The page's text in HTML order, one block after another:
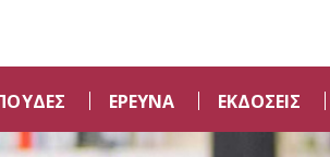
ΕΡΕΥΝΑ ΕΚΔΟΣΕΙΣ